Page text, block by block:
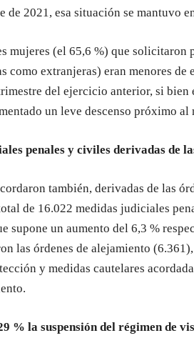
de 2021, esa situación se mantuvo
mujeres (el 65,6 %) que
como extranjeras) eran menores
del ejercicio anterior, si bien
un leve descenso próximo
penales y civiles derivadas de
también, derivadas de las
de 16.022 medidas judiciales
supone un aumento del 6,3 %
las órdenes de alejamiento
y medidas cautelares
% la suspensión del régimen de